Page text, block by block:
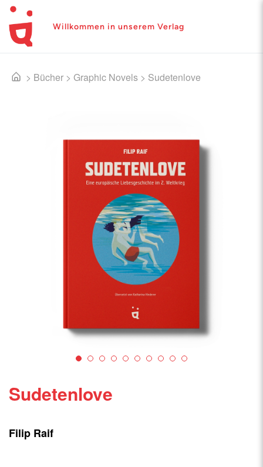
Willkommen in unserem Verlag
> Bücher > Graphic Novels > Sudetenlove
Sudetenlove
Filip Raif